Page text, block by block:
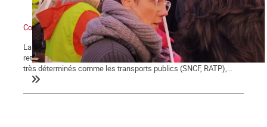
Contre Macron et sa réforme des retraites : grève générale !
La démonstration de force des salariés contre la réforme des
retraites engagée le 5 décembre se poursuit et certains secteurs
très déterminés comme les transports publics (SNCF, RATP),...